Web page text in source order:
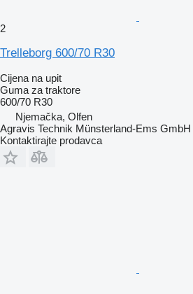
2
Trelleborg 600/70 R30
Cijena na upit
Guma za traktore
600/70 R30
Njemačka, Olfen
Agravis Technik Münsterland-Ems GmbH
Kontaktirajte prodavca